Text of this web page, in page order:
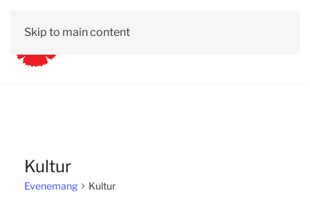
Skip to main content
Kultur
Evenemang Kultur